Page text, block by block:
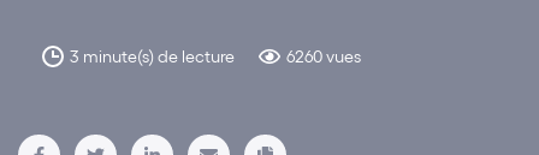
3 minute(s) de lecture 6260 vues